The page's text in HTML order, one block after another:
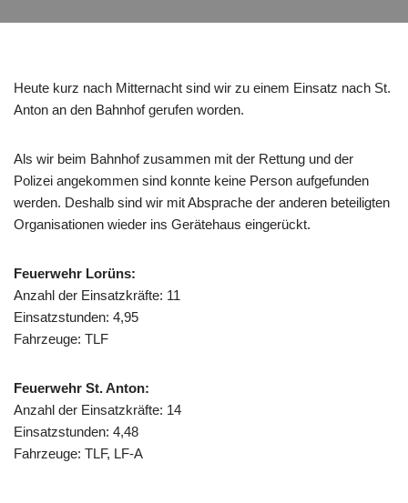
Heute kurz nach Mitternacht sind wir zu einem Einsatz nach St.
Anton an den Bahnhof gerufen worden.
Als wir beim Bahnhof zusammen mit der Rettung und der
Polizei angekommen sind konnte keine Person aufgefunden
werden. Deshalb sind wir mit Absprache der anderen beteiligten
Organisationen wieder ins Gerätehaus eingerückt.
Feuerwehr Lorüns:
Anzahl der Einsatzkräfte: 11
Einsatzstunden: 4,95
Fahrzeuge: TLF
Feuerwehr St. Anton:
Anzahl der Einsatzkräfte: 14
Einsatzstunden: 4,48
Fahrzeuge: TLF, LF-A